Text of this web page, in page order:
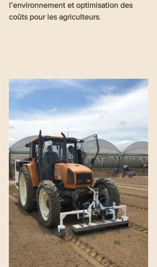
l’environnement et optimisation des
coûts pour les agriculteurs.